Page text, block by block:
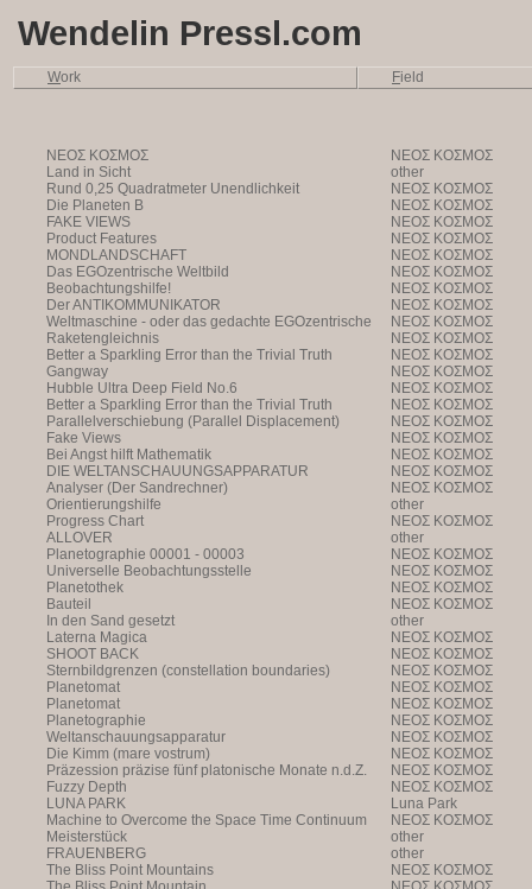
Wendelin Pressl.com
Work Field
NEOΣ KOΣMOΣ
NEOΣ KOΣMOΣ
Land in Sicht
other
Rund 0,25 Quadratmeter Unendlichkeit
NEOΣ KOΣMOΣ
Die Planeten B
NEOΣ KOΣMOΣ
FAKE VIEWS
NEOΣ KOΣMOΣ
Product Features
NEOΣ KOΣMOΣ
MONDLANDSCHAFT
NEOΣ KOΣMOΣ
Das EGOzentrische Weltbild
NEOΣ KOΣMOΣ
Beobachtungshilfe!
NEOΣ KOΣMOΣ
Der ANTIKOMMUNIKATOR
NEOΣ KOΣMOΣ
Weltmaschine - oder das gedachte EGOzentrische
Weltbild
NEOΣ KOΣMOΣ
Raketengleichnis
NEOΣ KOΣMOΣ
Better a Sparkling Error than the Trivial Truth
NEOΣ KOΣMOΣ
Gangway
NEOΣ KOΣMOΣ
Hubble Ultra Deep Field No.6
NEOΣ KOΣMOΣ
Better a Sparkling Error than the Trivial Truth
NEOΣ KOΣMOΣ
Parallelverschiebung (Parallel Displacement)
NEOΣ KOΣMOΣ
Fake Views
NEOΣ KOΣMOΣ
Bei Angst hilft Mathematik
NEOΣ KOΣMOΣ
DIE WELTANSCHAUUNGSAPPARATUR
NEOΣ KOΣMOΣ
Analyser (Der Sandrechner)
NEOΣ KOΣMOΣ
Orientierungshilfe
other
Progress Chart
NEOΣ KOΣMOΣ
ALLOVER
other
Planetographie 00001 - 00003
NEOΣ KOΣMOΣ
Universelle Beobachtungsstelle
NEOΣ KOΣMOΣ
Planetothek
NEOΣ KOΣMOΣ
Bauteil
NEOΣ KOΣMOΣ
In den Sand gesetzt
other
Laterna Magica
NEOΣ KOΣMOΣ
SHOOT BACK
NEOΣ KOΣMOΣ
Sternbildgrenzen (constellation boundaries)
NEOΣ KOΣMOΣ
Planetomat
NEOΣ KOΣMOΣ
Planetomat
NEOΣ KOΣMOΣ
Planetographie
NEOΣ KOΣMOΣ
Weltanschauungsapparatur
NEOΣ KOΣMOΣ
Die Kimm (mare vostrum)
NEOΣ KOΣMOΣ
Präzession präzise fünf platonische Monate n.d.Z.
NEOΣ KOΣMOΣ
Fuzzy Depth
NEOΣ KOΣMOΣ
LUNA PARK
Luna Park
Machine to Overcome the Space Time Continuum
NEOΣ KOΣMOΣ
Meisterstück
other
FRAUENBERG
other
The Bliss Point Mountains
NEOΣ KOΣMOΣ